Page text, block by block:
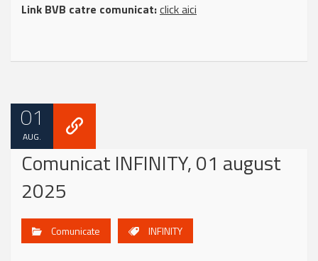
Link BVB catre comunicat:click aici
01
AUG.
Comunicat INFINITY, 01 august
2025
Comunicate INFINITY